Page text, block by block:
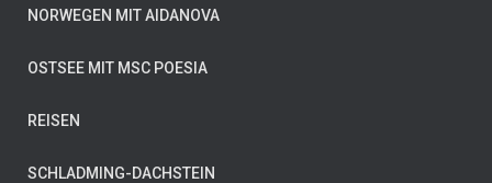
NORWEGEN MIT AIDANOVA
OSTSEE MIT MSC POESIA
REISEN
SCHLADMING-DACHSTEIN